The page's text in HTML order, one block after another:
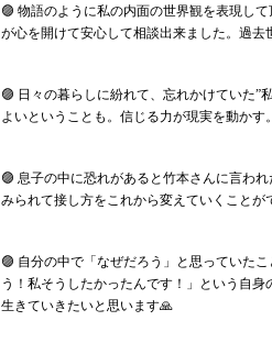
🟣 物語のように私の内面の世界観を表現し
が心を開けて安心して相談出来ました。過去
🟣 日々の暮らしに紛れて、忘れかけていた”
よいということも。信じる力が現実を動かす
🟣 息子の中に恐れがあると竹本さんに言わ
みられて接し方をこれから変えていくことが
🟣 自分の中で「なぜだろう」と思っていた
う！私そうしたかったんです！」という自
生きていきたいと思います🙏